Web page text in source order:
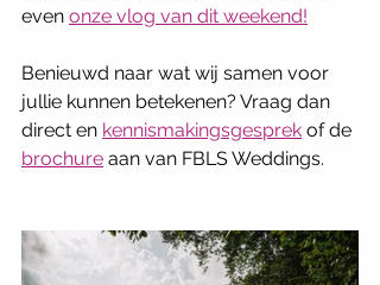
even onze vlog van dit weekend!
Benieuwd naar wat wij samen voor
jullie kunnen betekenen? Vraag dan
direct en kennismakingsgesprek of de
brochure aan van FBLS Weddings.